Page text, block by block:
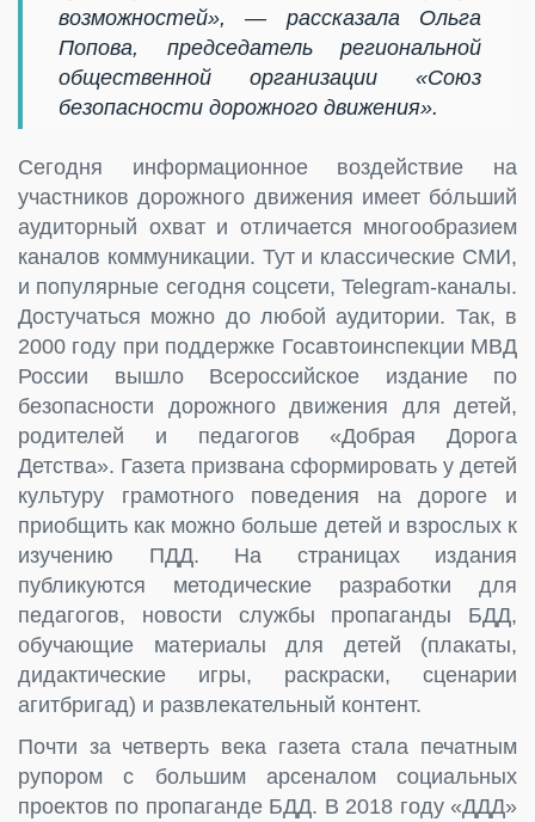
возможностей», — рассказала Ольга
Попова, председатель региональной
общественной организации «Союз
безопасности дорожного движения».
Сегодня информационное воздействие на
участников дорожного движения имеет бо́льший
аудиторный охват и отличается многообразием
каналов коммуникации. Тут и классические СМИ,
и популярные сегодня соцсети, Telegram-каналы.
Достучаться можно до любой аудитории. Так, в
2000 году при поддержке Госавтоинспекции МВД
России вышло Всероссийское издание по
безопасности дорожного движения для детей,
родителей и педагогов «Добрая Дорога
Детства». Газета призвана сформировать у детей
культуру грамотного поведения на дороге и
приобщить как можно больше детей и взрослых к
изучению ПДД. На страницах издания
публикуются методические разработки для
педагогов, новости службы пропаганды БДД,
обучающие материалы для детей (плакаты,
дидактические игры, раскраски, сценарии
агитбригад) и развлекательный контент.
Почти за четверть века газета стала печатным
рупором с большим арсеналом социальных
проектов по пропаганде БДД. В 2018 году «ДДД»